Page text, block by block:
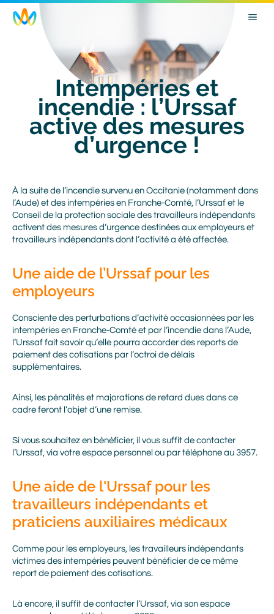
Skip
Image
Intempéries et
incendie : l’Urssaf
active des mesures
d’urgence !
Body
À la suite de l’incendie survenu en Occitanie (notamment dans
l’Aude) et des intempéries en Franche-Comté, l’Urssaf et le
Conseil de la protection sociale des travailleurs indépendants
activent des mesures d’urgence destinées aux employeurs et
travailleurs indépendants dont l’activité a été affectée.
Une aide de l’Urssaf pour les
employeurs
Consciente des perturbations d’activité occasionnées par les
intempéries en Franche-Comté et par l’incendie dans l’Aude,
l’Urssaf fait savoir qu’elle pourra accorder des reports de
paiement des cotisations par l’octroi de délais
supplémentaires.
Ainsi, les pénalités et majorations de retard dues dans ce
cadre feront l’objet d’une remise.
Si vous souhaitez en bénéficier, il vous suffit de contacter
l’Urssaf, via votre espace personnel ou par téléphone au 3957.
Une aide de l'Urssaf pour les
travailleurs indépendants et
praticiens auxiliaires médicaux
Comme pour les employeurs, les travailleurs indépendants
victimes des intempéries peuvent bénéficier de ce même
report de paiement des cotisations.
Là encore, il suffit de contacter l’Urssaf, via son espace